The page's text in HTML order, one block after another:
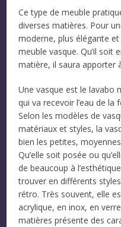
Ce type de meuble
diverses matières. Pour
moderne, plus élégante et
meuble vasque. Qu’il soit
matière, il saura apporter
Une vasque est le lavabo
qui va recevoir l’eau de
Selon les modèles de
matériaux et styles, la
bien les petites,
Qu’elle soit posée ou
de beaucoup à
trouver en différents
rétro. Très souvent, elle
acrylique, en inox, en
matières présente des